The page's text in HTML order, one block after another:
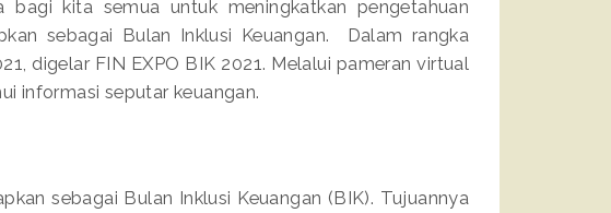
kita semua untuk meningkatkan pengetahuan
sebagai Bulan Inklusi Keuangan. Dalam rangka
digelar FIN EXPO BIK 2021. Melalui pameran virtual
informasi seputar keuangan.
sebagai Bulan Inklusi Keuangan (BIK). Tujuannya